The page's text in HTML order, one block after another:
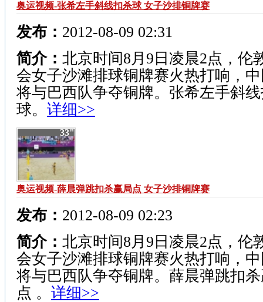
奥运视频-张希左手斜线扣杀球 女子沙排铜牌赛
发布： 2012-08-09 02:31
简介： 北京时间8月9日凌晨2点，伦
会女子沙滩排球铜牌赛火热打响，
将与巴西队争夺铜牌。张希左手斜
球。 详细>>
33"
奥运视频-薛晨弹跳扣杀赢局点 女子沙排铜牌赛
发布： 2012-08-09 02:23
简介： 北京时间8月9日凌晨2点，伦
会女子沙滩排球铜牌赛火热打响，
将与巴西队争夺铜牌。薛晨弹跳扣
点 。 详细>>